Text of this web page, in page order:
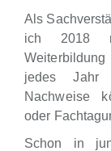
Als
ich 2018
jedes Jahr
Nachweise
oder
Schon in